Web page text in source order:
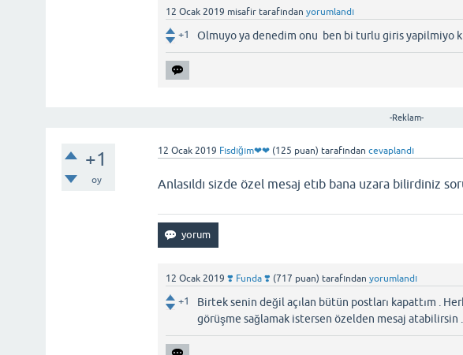
12 Ocak 2019 misafir tarafından yorumlandı
+1 Olmuyo ya denedim onu ben bi turlu giris yapilmiyo
-Reklam-
+1
oy
12 Ocak 2019 Fısdığım❤❤ (125 puan) tarafından cevaplandı
Anlasıldı sizde özel mesaj etıb bana uzara bilirdiniz
12 Ocak 2019 ❣️ Funda ❣️ (717 puan) tarafından yorumlandı
+1
Birtek senin değil açılan bütün postları kapattım .
görüşme sağlamak istersen özelden mesaj atabilirsin .